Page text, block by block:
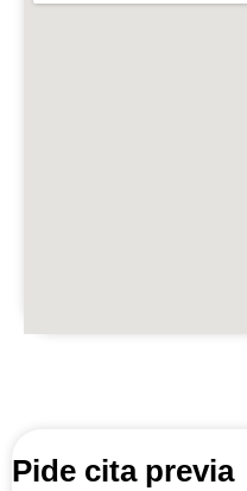
Pide cita previa